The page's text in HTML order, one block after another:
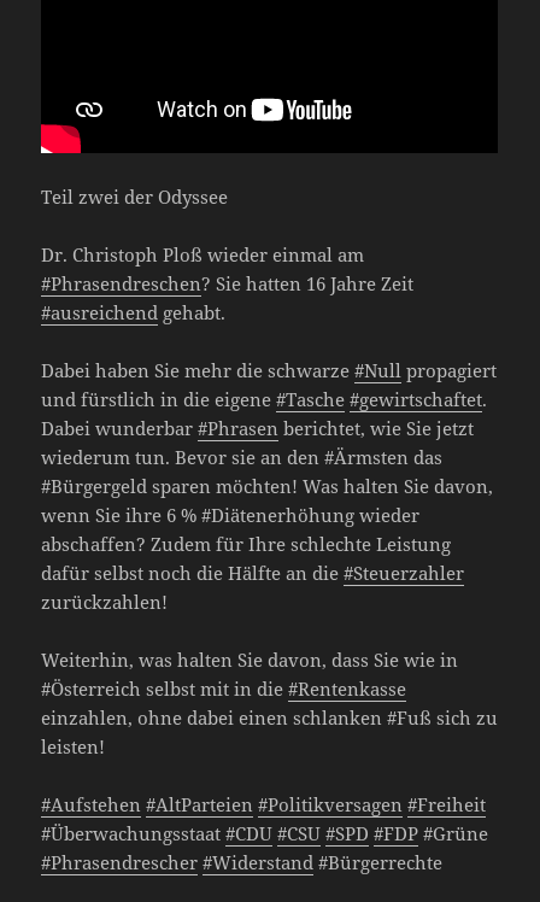
Teil zwei der Odyssee
Dr. Christoph Ploß wieder einmal am
#Phrasendreschen? Sie hatten 16 Jahre Zeit
#ausreichend gehabt.
Dabei haben Sie mehr die schwarze#Null propagiert
und fürstlich in die eigene#Tasche #gewirtschaftet.
Dabei wunderbar#Phrasen berichtet, wie Sie jetzt
wiederum tun. Bevor sie an den #Ärmsten das
#Bürgergeld sparen möchten! Was halten Sie davon,
wenn Sie ihre 6 % #Diätenerhöhung wieder
abschaffen? Zudem für Ihre schlechte Leistung
dafür selbst noch die Hälfte an die#Steuerzahler
zurückzahlen!
Weiterhin, was halten Sie davon, dass Sie wie in
#Österreich selbst mit in die#Rentenkasse
einzahlen, ohne dabei einen schlanken #Fuß sich zu
leisten!
#Aufstehen #AltParteien #Politikversagen #Freiheit
#Überwachungsstaat#CDU #CSU #SPD #FDP #Grüne
#Phrasendrescher #Widerstand #Bürgerrechte